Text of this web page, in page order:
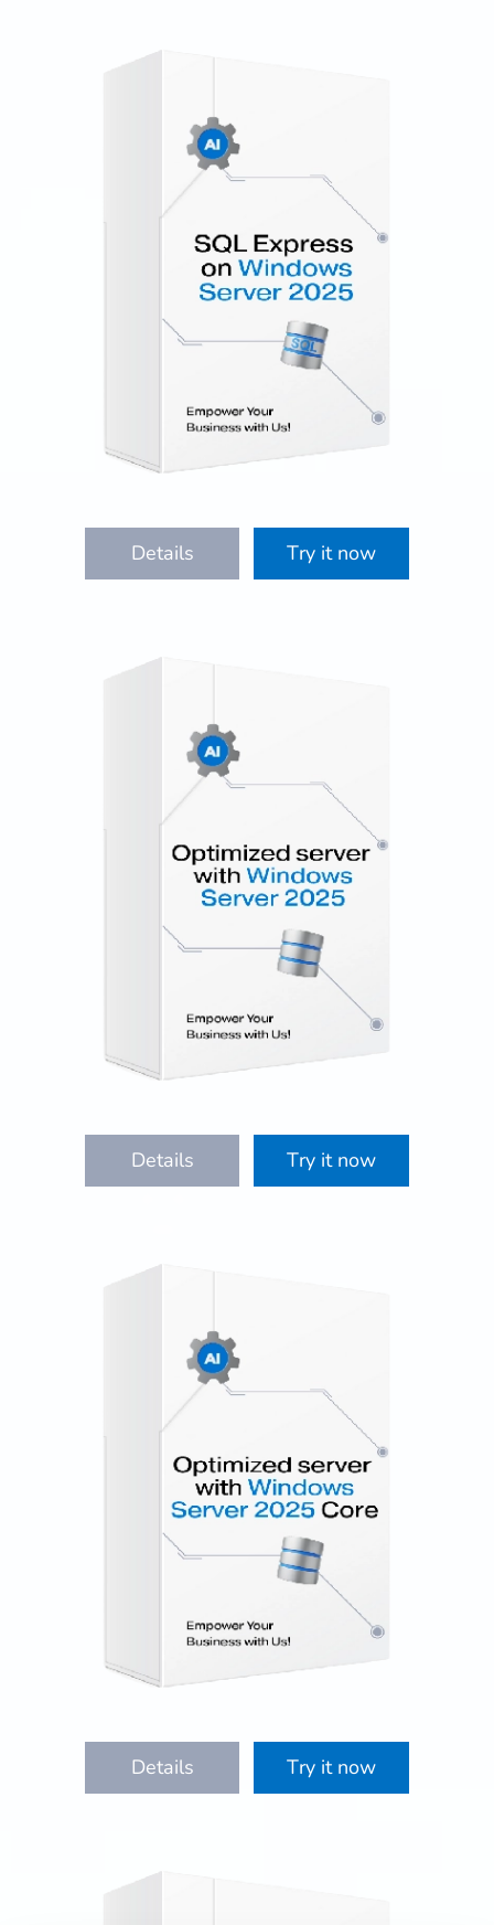
Details Try it now
Details Try it now
Details Try it now